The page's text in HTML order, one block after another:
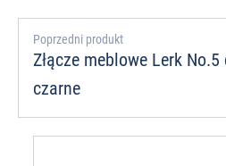
Poprzedni produkt
Złącze meblowe Lerk
czarne